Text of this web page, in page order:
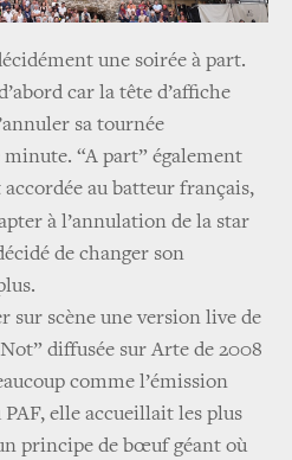
une soirée à part.
car la tête d’affiche
sa tournée
“A part” également
au batteur français,
à l’annulation de la star
de changer son
sur scène une version live de
diffusée sur Arte de 2008
comme l’émission
elle accueillait les plus
principe de bœuf géant où